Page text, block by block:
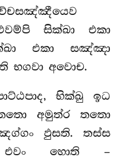
සික්ඛා එකා
එකා සඤ්ඤා
භගවා අවොච.
භික්ඛු ඉධ
අමුත්ර තතො
ඵුසති. තස්ස
හොති –